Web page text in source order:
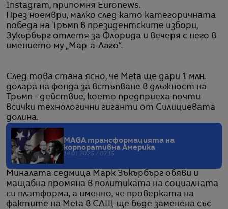
Instagram, припомня Euronews.
През ноември, малко след като категоричната
победа на Тръмп в президентските избори,
Зукърбърг отлетя за Флорида и вечеря с него в
имението му „Мар-а-Лаго“.
След това стана ясно, че Meta ще дари 1 млн.
долара на фонда за встъпване в длъжност на
Тръмп - действие, което предприеха почти
всички технологични гиганти от Силициевата
долина.
MAGA трансформацията на
корпоративна Америка
14.01.2025 / 07:15
Миналата седмица Марк Зъкърбърг обяви и
мащабна промяна в политиката на социалната
си платформа, а именно, че проверката на
фактите на Meta в САЩ ще бъде заменена със